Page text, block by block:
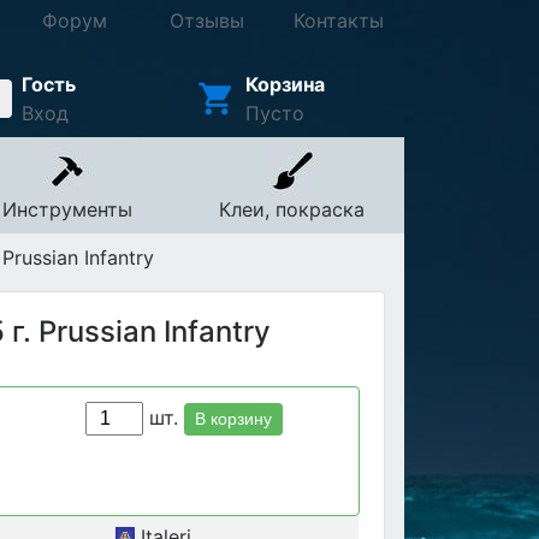
Форум Отзывы Контакты
Гость
Вход
Корзина
Пусто
Инструменты
Клеи, покраска
Infantry
г. Prussian Infantry
шт. В корзину